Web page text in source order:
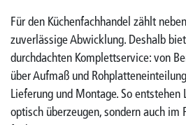
Für den Küchenfachhandel zählt
zuverlässige Abwicklung. Deshalb
durchdachten Komplettservice: von
über Aufmaß und
Lieferung und Montage. So entstehen
optisch überzeugen, sondern auch im